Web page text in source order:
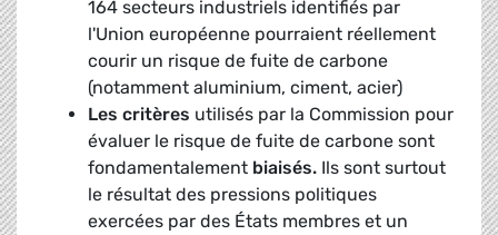
164 secteurs industriels identifiés par
l'Union européenne pourraient réellement
courir un risque de fuite de carbone
(notamment aluminium, ciment, acier)
Les critères utilisés par la Commission pour
évaluer le risque de fuite de carbone sont
fondamentalement biaisés. Ils sont surtout
le résultat des pressions politiques
exercées par des États membres et un